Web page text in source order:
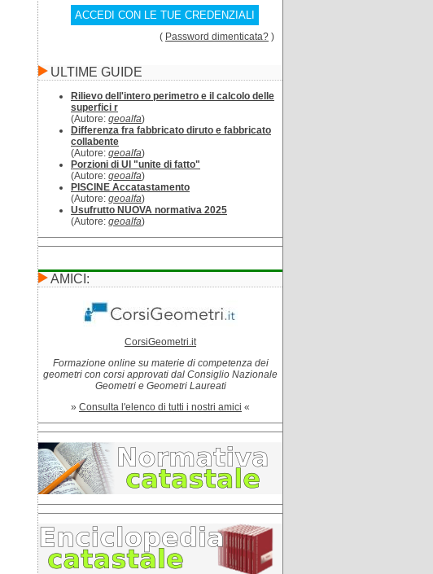
ACCEDI CON LE TUE CREDENZIALI
( Password dimenticata? )
ULTIME GUIDE
Rilievo dell'intero perimetro e il calcolo delle
superfici r
(Autore: geoalfa)
Differenza fra fabbricato diruto e fabbricato
collabente
(Autore: geoalfa)
Porzioni di UI "unite di fatto"
(Autore: geoalfa)
PISCINE Accatastamento
(Autore: geoalfa)
Usufrutto NUOVA normativa 2025
(Autore: geoalfa)
AMICI:
CorsiGeometri.it
Formazione online su materie di competenza dei
geometri con corsi approvati dal Consiglio Nazionale
Geometri e Geometri Laureati
» Consulta l'elenco di tutti i nostri amici «